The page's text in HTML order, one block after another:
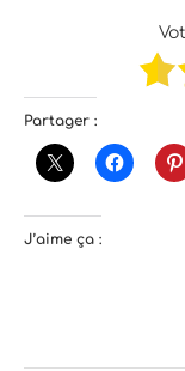
Partager :
J’aime ça :